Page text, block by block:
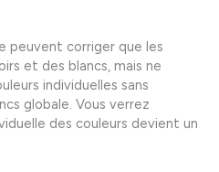
peuvent corriger que les
et des blancs, mais ne
individuelles sans
globale. Vous verrez
des couleurs devient un